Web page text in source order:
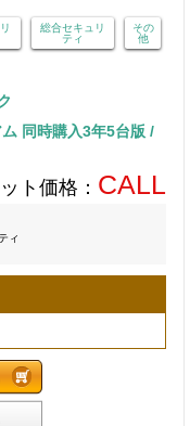
総合セキュリ
ティ
その
他
同時購入3年5台版 /
ト価格： CALL
ィ